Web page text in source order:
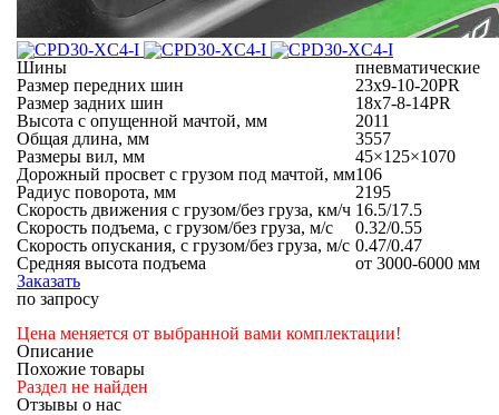
Шины
пневматические
Размер передних шин
23x9-10-20PR
Размер задних шин
18x7-8-14PR
Высота с опущенной мачтой, мм
2011
Общая длина, мм
3557
Размеры вил, мм
45×125×1070
Дорожный просвет с грузом под мачтой, мм106
Радиус поворота, мм
2195
Скорость движения с грузом/без груза, км/ч 16.5/17.5
Скорость подъема, с грузом/без груза, м/с
0.32/0.55
Скорость опускания, с грузом/без груза, м/с 0.47/0.47
Средняя высота подъема
от 3000-6000 мм
Заказать
по запросу
Цена меняется от выбранной вами комплектации!
Описание
Похожие товары
Раздел не найден
Отзывы о нас